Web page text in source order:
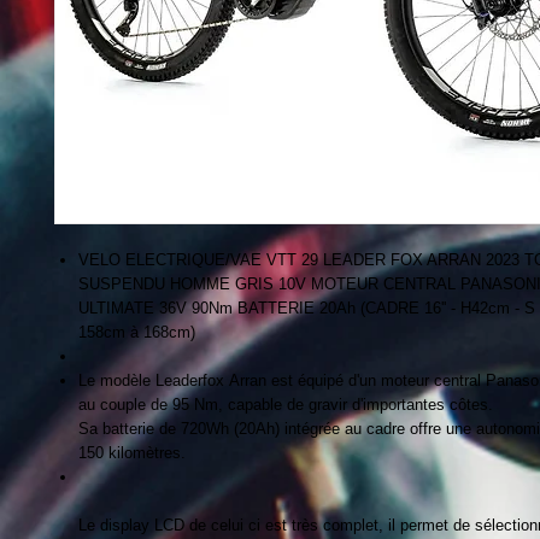
VELO ELECTRIQUE/VAE VTT 29 LEADER FOX ARRAN 2023
SUSPENDU HOMME GRIS 10V MOTEUR CENTRAL
ULTIMATE 36V 90Nm BATTERIE 20Ah (CADRE 16'' - H42cm - S
158cm à 168cm)
Le modèle Leaderfox Arran est équipé d'un moteur central
au couple de 95 Nm, capable de gravir d'importantes côtes.
Sa batterie de 720Wh (20Ah) intégrée au cadre offre une
150 kilomètres.
Le display LCD de celui ci est très complet, il permet de